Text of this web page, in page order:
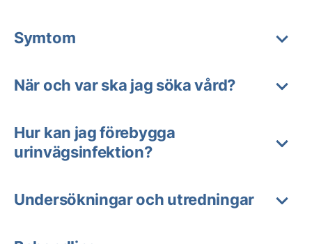
Symtom
När och var ska jag söka vård?
Hur kan jag förebygga
urinvägsinfektion?
Undersökningar och utredningar